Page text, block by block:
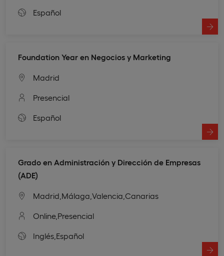
Español
Foundation Year en Negocios y Marketing
Madrid
Presencial
Español
Grado en Administración y Dirección de Empresas
(ADE)
Madrid, Málaga, Valencia, Canarias
Online, Presencial
Inglés, Español